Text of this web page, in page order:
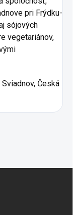
pri Frýdku-
sójových
vegetariánov,
Česká